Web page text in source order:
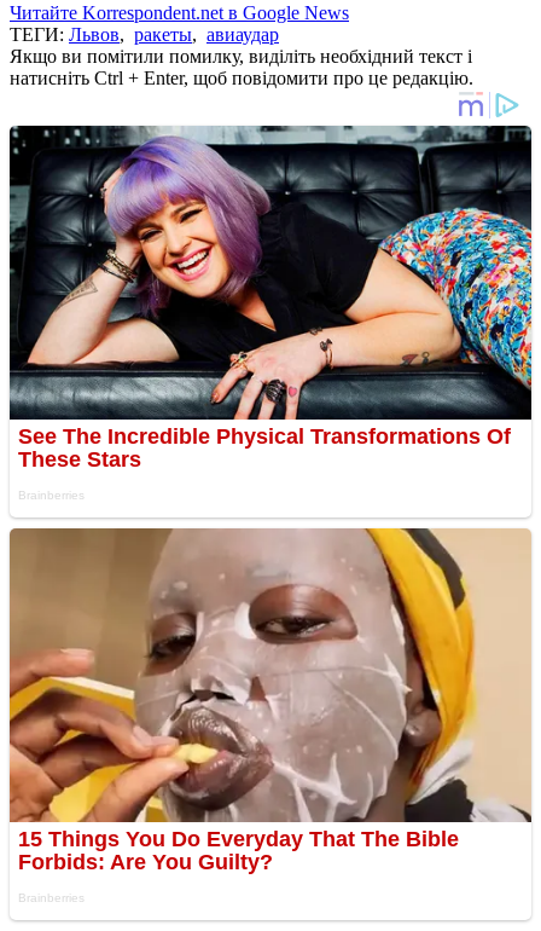
Читайте Korrespondent.net в Google News
ТЕГИ: Львов, ракеты, авиаудар
Якщо ви помітили помилку, виділіть необхідний текст і
натисніть Ctrl + Enter, щоб повідомити про це редакцію.